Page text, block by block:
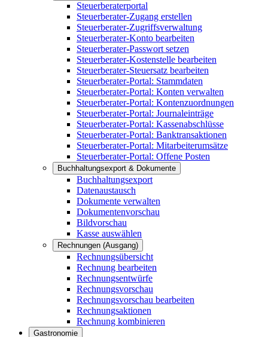
Steuerberaterportal
Steuerberater-Zugang erstellen
Steuerberater-Zugriffsverwaltung
Steuerberater-Konto bearbeiten
Steuerberater-Passwort setzen
Steuerberater-Kostenstelle bearbeiten
Steuerberater-Steuersatz bearbeiten
Steuerberater-Portal: Stammdaten
Steuerberater-Portal: Konten verwalten
Steuerberater-Portal: Kontenzuordnungen
Steuerberater-Portal: Journaleinträge
Steuerberater-Portal: Kassenabschlüsse
Steuerberater-Portal: Banktransaktionen
Steuerberater-Portal: Mitarbeiterumsätze
Steuerberater-Portal: Offene Posten
Buchhaltungsexport & Dokumente
Buchhaltungsexport
Datenaustausch
Dokumente verwalten
Dokumentenvorschau
Bildvorschau
Kasse auswählen
Rechnungen (Ausgang)
Rechnungsübersicht
Rechnung bearbeiten
Rechnungsentwürfe
Rechnungsvorschau
Rechnungsvorschau bearbeiten
Rechnungsaktionen
Rechnung kombinieren
Gastronomie